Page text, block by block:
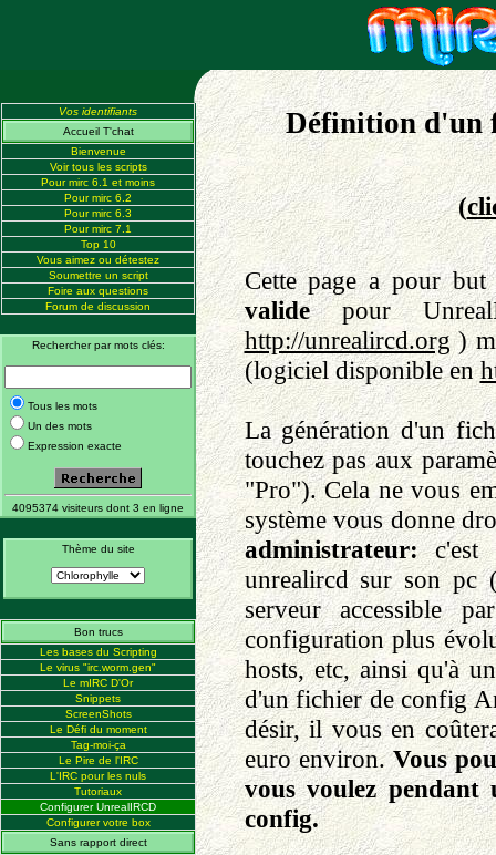
Vos identifiants
Accueil T'chat
Bienvenue
Voir tous les scripts
Pour mirc 6.1 et moins
Pour mirc 6.2
Pour mirc 6.3
Pour mirc 7.1
Top 10
Vous aimez ou détestez
Soumettre un script
Foire aux questions
Forum de discussion
Rechercher par mots clés:
Tous les mots
Un des mots
Expression exacte
4095374 visiteurs dont 3 en ligne
Thème du site
Bon trucs
Les bases du Scripting
Le virus "irc.worm.gen"
Le mIRC D'Or
Snippets
ScreenShots
Le Défi du moment
Tag-moi-ça
Le Pire de l'IRC
L'IRC pour les nuls
Tutoriaux
Configurer UnrealIRCD
Configurer votre box
Sans rapport direct
Définition d'un
(
Cette page a pour
validepour
http://unrealircd.org)
(logiciel disponible en
La génération d'un
touchez pas aux
"Pro"). Cela ne vous
système vous donne
administrateur:c'est
unrealircd sur son pc
serveur accessible
configuration plus
hosts, etc, ainsi qu'à
d'un fichier de config
désir, il vous en
euro environ.Vous
vous voulez
config.